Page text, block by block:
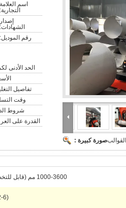
صورة كبيرة :
اسم العلامة
التجارية:
إصدار
الشهادات:
رقم الموديل:
الحد الأدنى
تفاصيل
وقت
شروط
القدرة على
1000-3600 مم (قابل للتخصيص)
(2-6) ملم